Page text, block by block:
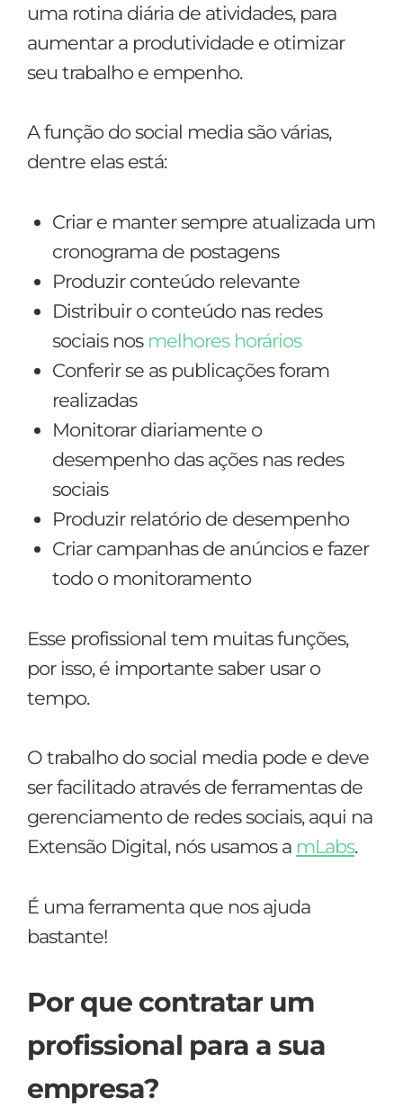
uma rotina diária de atividades, para
aumentar a produtividade e otimizar
seu trabalho e empenho.
A função do social media são várias,
dentre elas está:
Criar e manter sempre atualizada um
cronograma de postagens
Produzir conteúdo relevante
Distribuir o conteúdo nas redes
sociais nos melhores horários
Conferir se as publicações foram
realizadas
Monitorar diariamente o
desempenho das ações nas redes
sociais
Produzir relatório de desempenho
Criar campanhas de anúncios e fazer
todo o monitoramento
Esse profissional tem muitas funções,
por isso, é importante saber usar o
tempo.
O trabalho do social media pode e deve
ser facilitado através de ferramentas de
gerenciamento de redes sociais, aqui na
Extensão Digital, nós usamos a mLabs.
É uma ferramenta que nos ajuda
bastante!
Por que contratar um
profissional para a sua
empresa?